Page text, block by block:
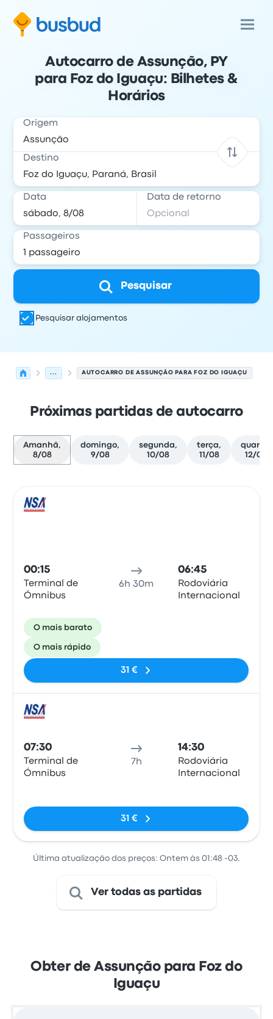
Autocarro de Assunção, PY
para Foz do Iguaçu: Bilhetes &
Horários
Origem
Destino
Data Data de retorno
Passageiros
Pesquisar
Pesquisar alojamentos
... AUTOCARRO DE ASSUNÇÃO PARA FOZ DO IGUAÇU
Próximas partidas de autocarro
Amanhã,
8/08
domingo,
9/08
segunda,
10/08
terça,
11/08
quarta,
12/08
00:15
Terminal de
Ómnibus
6h 30m
06:45
Rodoviária
Internacional
O mais barato
O mais rápido
31 €
07:30
Terminal de
Ómnibus
7h
14:30
Rodoviária
Internacional
31 €
Última atualização dos preços: Ontem às 01:48 -03.
Ver todas as partidas
Obter de Assunção para Foz do
Iguaçu